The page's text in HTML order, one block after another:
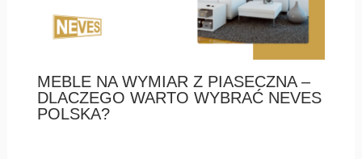
MEBLE NA WYMIAR Z PIASECZNA –
DLACZEGO WARTO WYBRAĆ NEVES
POLSKA?